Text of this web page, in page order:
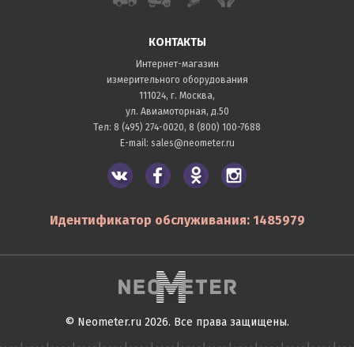
КОНТАКТЫ
Интернет-магазин
измерительного оборудования
111024, г. Москва,
ул. Авиамоторная, д.50
Тел: 8 (495) 274-0020, 8 (800) 100-7688
E-mail: sales@neometer.ru
Идентификатор обслуживания: 1485979
© Neometer.ru 2026. Все права защищены.